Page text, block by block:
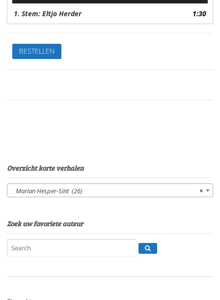
1. Stem: Eltjo Herder 1:30
De
leukste
kinderverhalen
verkoopt
HerderSpeelduur:
06'20"
aantal
BESTELLEN
Overzicht korte verhalen
×
Marian Hesper-Sint (26)
Zoek uw favoriete auteur